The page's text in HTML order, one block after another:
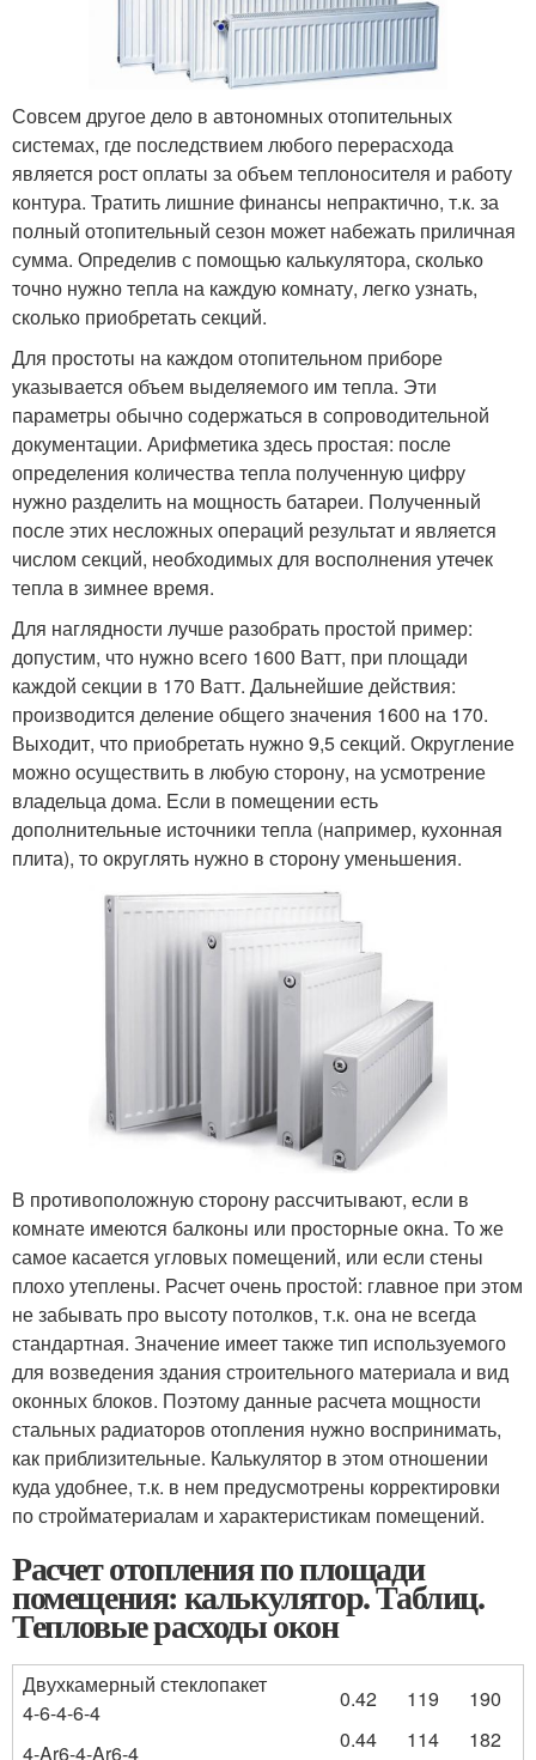
Совсем другое дело в автономных отопительных
системах, где последствием любого перерасхода
является рост оплаты за объем теплоносителя и работу
контура. Тратить лишние финансы непрактично, т.к. за
полный отопительный сезон может набежать приличная
сумма. Определив с помощью калькулятора, сколько
точно нужно тепла на каждую комнату, легко узнать,
сколько приобретать секций.
Для простоты на каждом отопительном приборе
указывается объем выделяемого им тепла. Эти
параметры обычно содержаться в сопроводительной
документации. Арифметика здесь простая: после
определения количества тепла полученную цифру
нужно разделить на мощность батареи. Полученный
после этих несложных операций результат и является
числом секций, необходимых для восполнения утечек
тепла в зимнее время.
Для наглядности лучше разобрать простой пример:
допустим, что нужно всего 1600 Ватт, при площади
каждой секции в 170 Ватт. Дальнейшие действия:
производится деление общего значения 1600 на 170.
Выходит, что приобретать нужно 9,5 секций. Округление
можно осуществить в любую сторону, на усмотрение
владельца дома. Если в помещении есть
дополнительные источники тепла (например, кухонная
плита), то округлять нужно в сторону уменьшения.
В противоположную сторону рассчитывают, если в
комнате имеются балконы или просторные окна. То же
самое касается угловых помещений, или если стены
плохо утеплены. Расчет очень простой: главное при этом
не забывать про высоту потолков, т.к. она не всегда
стандартная. Значение имеет также тип используемого
для возведения здания строительного материала и вид
оконных блоков. Поэтому данные расчета мощности
стальных радиаторов отопления нужно воспринимать,
как приблизительные. Калькулятор в этом отношении
куда удобнее, т.к. в нем предусмотрены корректировки
по стройматериалам и характеристикам помещений.
Расчет отопления по площади
помещения: калькулятор. Таблиц.
Тепловые расходы окон
Двухкамерный стеклопакет
4-6-4-6-4
4-Ar6-4-Ar6-4
0.42
0.44
119
114
190
182